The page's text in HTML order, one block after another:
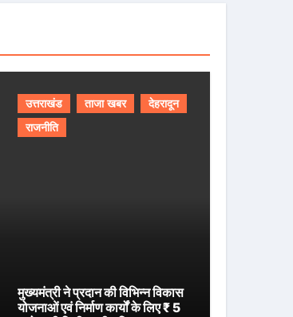
उत्तराखंड ताजा खबर
देहरादून
राजनीति
मुख्यमंत्री ने प्रदान की विभिन्न विकास
योजनाओं एवं निर्माण कार्यों के लिए ₹ 5